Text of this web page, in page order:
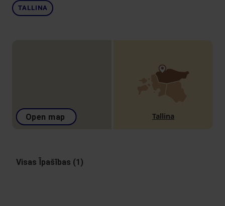
TALLINA
Open map Tallina
Visas Īpašības (1)